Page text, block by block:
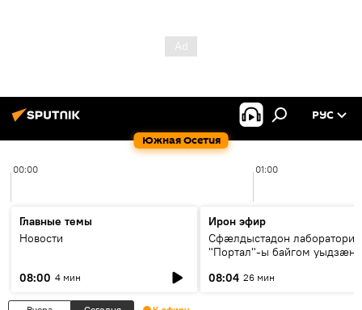
Южная Осетия
РУС
00:00 01:00
Главные темы
Новости
08:00 4 мин
Ирон эфир
Сфæлдыстадон лаборатори
"Портал"-ы байгом уыдзæн
Æхсары куыстыты равдыст
08:04 26 мин